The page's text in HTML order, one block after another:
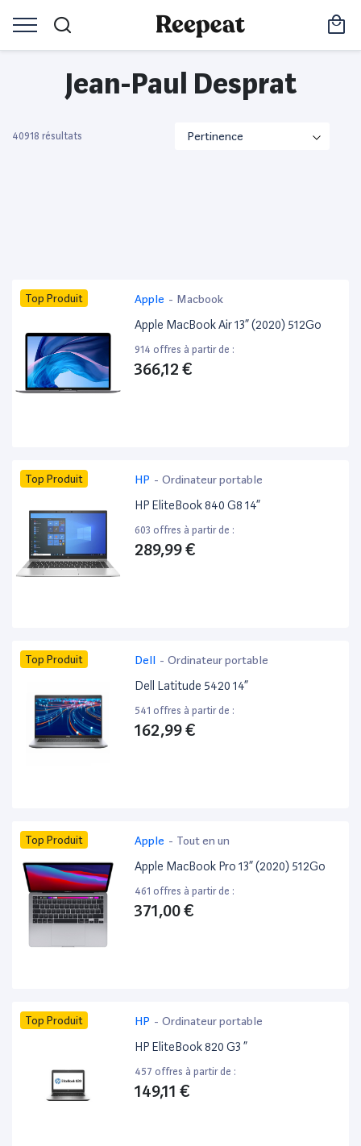
Jean-Paul Desprat
40918 résultats
Top Produit Apple - Macbook
Apple MacBook Air 13” (2020) 512Go
914 offres à partir de :
366,12 €
Top Produit HP - Ordinateur portable
HP EliteBook 840 G8 14”
603 offres à partir de :
289,99 €
Top Produit Dell - Ordinateur portable
Dell Latitude 5420 14”
541 offres à partir de :
162,99 €
Top Produit Apple - Tout en un
Apple MacBook Pro 13” (2020) 512Go
461 offres à partir de :
371,00 €
Top Produit HP - Ordinateur portable
HP EliteBook 820 G3 ”
457 offres à partir de :
149,11 €